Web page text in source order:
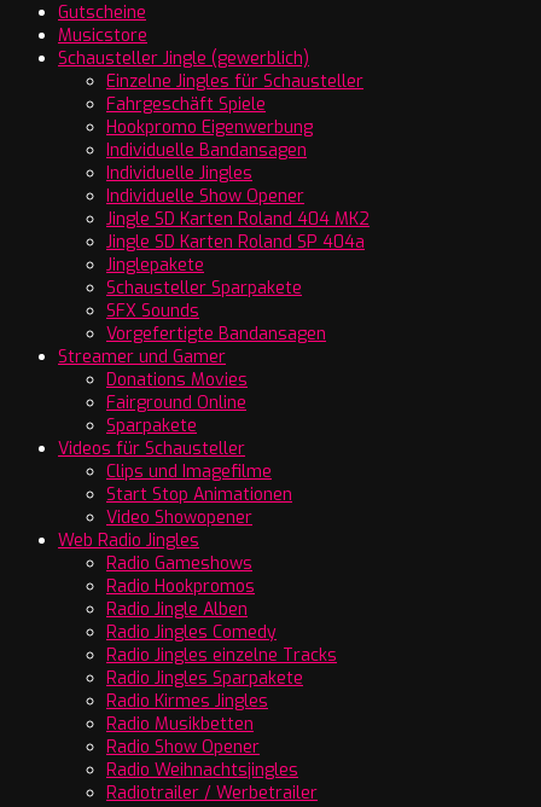
Gutscheine
Musicstore
Schausteller Jingle (gewerblich)
Einzelne Jingles für Schausteller
Fahrgeschäft Spiele
Hookpromo Eigenwerbung
Individuelle Bandansagen
Individuelle Jingles
Individuelle Show Opener
Jingle SD Karten Roland 404 MK2
Jingle SD Karten Roland SP 404a
Jinglepakete
Schausteller Sparpakete
SFX Sounds
Vorgefertigte Bandansagen
Streamer und Gamer
Donations Movies
Fairground Online
Sparpakete
Videos für Schausteller
Clips und Imagefilme
Start Stop Animationen
Video Showopener
Web Radio Jingles
Radio Gameshows
Radio Hookpromos
Radio Jingle Alben
Radio Jingles Comedy
Radio Jingles einzelne Tracks
Radio Jingles Sparpakete
Radio Kirmes Jingles
Radio Musikbetten
Radio Show Opener
Radio Weihnachtsjingles
Radiotrailer / Werbetrailer